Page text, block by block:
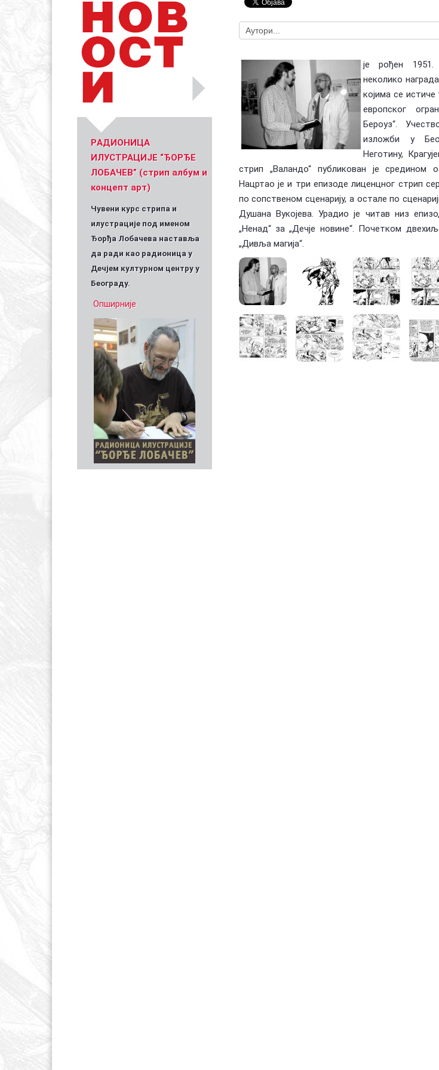
Уметник стрипа и духа Геза Шетет
(Биографија и стрипографија)
In memoriam: Зоран Ковачевић (1955-
Националне пензије у
PАДИОНИЦА
ИЛУСТРАЦИЈЕ “ЂОРЂЕ
ЛОБАЧЕВ” (стрип албум и
концепт арт)
Чувени курс стрипа и
илустрације под именом
Ђорђа Лобачева наставља
да ради као радионица у
Дечјем културном центру у
Београду.
Опширније
је рођен
неколико
којима се истиче
европског
Бероуз“.
изложби у
Неготину,
стрип „Валандо“ публикован је средином
Нацртао је и три епизоде лиценцног стрип
по сопственом сценарију, а остале по
Душана Вукојева. Урадио је читав низ
„Ненад“ за „Дечје новине“. Почетком
„Дивља магија“.